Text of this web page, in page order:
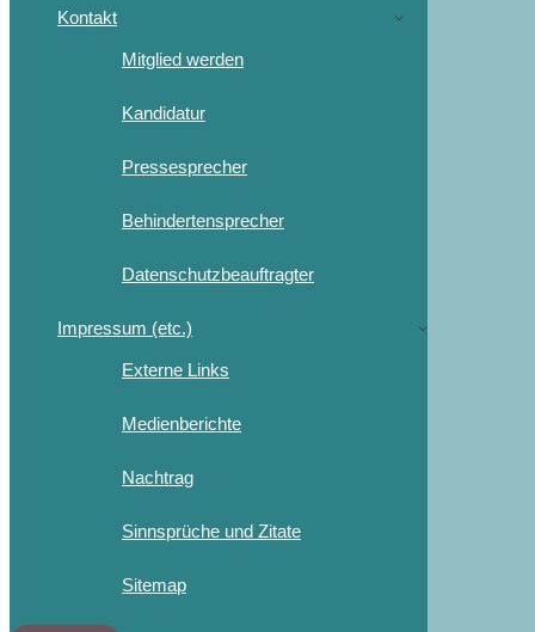
Kontakt
Mitglied werden
Kandidatur
Pressesprecher
Behindertensprecher
Datenschutzbeauftragter
Impressum (etc.)
Externe Links
Medienberichte
Nachtrag
Sinnsprüche und Zitate
Sitemap